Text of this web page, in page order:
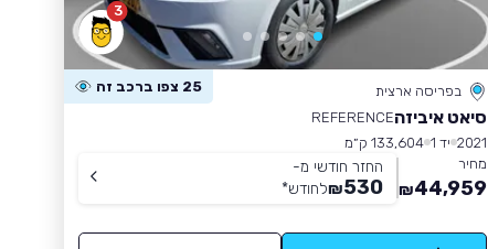
3
בפריסה ארצית 25 צפו ברכב זה
סיאט איביזהREFERENCE
2021 יד 1
133,604 ק״מ
מחיר
44,959
₪
החזר חודשי מ-
530
₪לחודש*